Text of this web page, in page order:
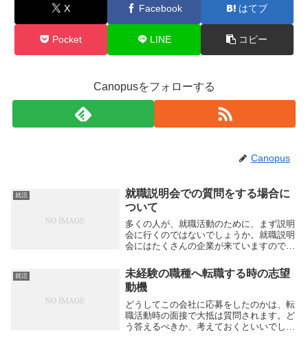
X Facebook はてブ
Pocket LINE コピー
Canopusをフォローする
Canopus
就活
就職説明会での質問をする場合に
ついて
多くの人が、就職活動のために、まず説明
会に行くのではないでしょうか。就職説明
会にはたくさんの企業が来ていますので、
れます。説明会に参加して、ただ話を聞い
てまわるだけで終わっている人は、とても
損をしている...
就活
未経験の職種へ転職する時の志望
動機
どうしてこの会社に応募をしたのかは、転
職活動時の面接で大抵は質問されます。ど
う答えるべきか、考えておくといいでしょ